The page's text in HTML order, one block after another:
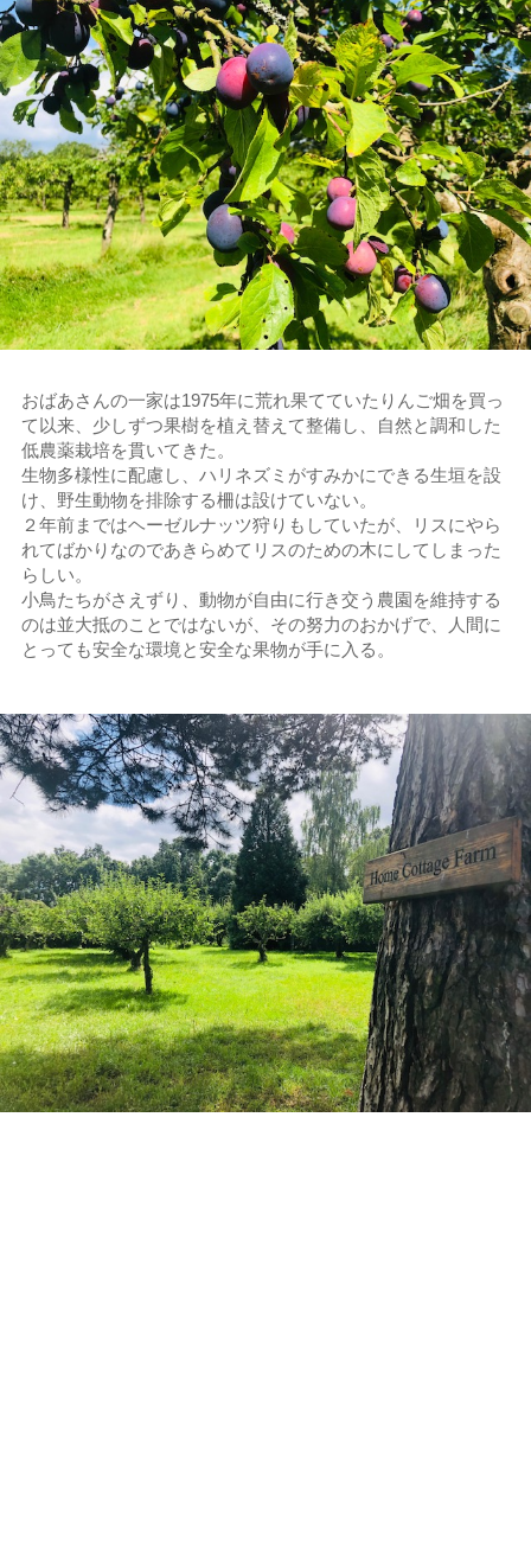
おばあさんの一家は1975年に荒れ果てていたりんご畑を買っ
て以来、少しずつ果樹を植え替えて整備し、自然と調和した
低農薬栽培を貫いてきた。
生物多様性に配慮し、ハリネズミがすみかにできる生垣を設
け、野生動物を排除する柵は設けていない。
２年前まではヘーゼルナッツ狩りもしていたが、リスにやら
れてばかりなのであきらめてリスのための木にしてしまった
らしい。
小鳥たちがさえずり、動物が自由に行き交う農園を維持する
のは並大抵のことではないが、その努力のおかげで、人間に
とっても安全な環境と安全な果物が手に入る。